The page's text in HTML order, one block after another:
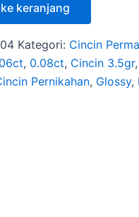
keranjang
Kategori: Cincin
, 0.08ct, Cincin 3.5gr,
Pernikahan, Glossy,